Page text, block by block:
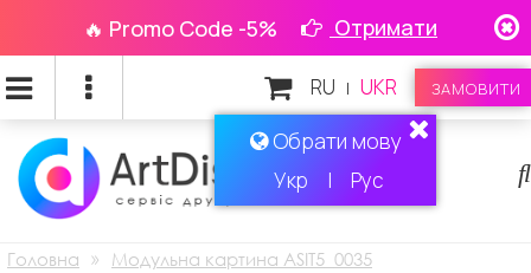
🔥 Promo Code -5% Отримати
Обрати мову
Укр | Рус
ЗАМОВИТИ
RU | UKR
Головна » Модульна картина ASIT5_0035